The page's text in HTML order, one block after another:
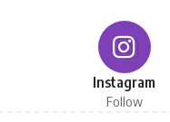
Instagram
Follow